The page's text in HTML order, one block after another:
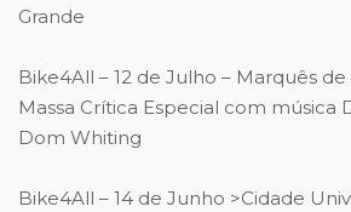
Grande
Bike4All – 12 de Julho – Marquês
Massa Crítica Especial com música
Dom Whiting
Bike4All – 14 de Junho >Cidade